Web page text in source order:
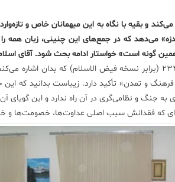
و بقیه با نگاه به این میهمانان خاص و
می‌دهد که در جمع‌های این چنینی، زبان همه
گونه است» خواستار ادامه بحث شود. آقای
نمونه دیگر خطبه ۱۹۲ (برابر نسخه محمد عبده) و ۲۳۴ (برابر نسخه فیض
و تمدن» تأکید دارد. زیباست بدانید که این
به جنگ و نظامی‌گری در آن راه ندارد و این گویای
که فقدانش سبب اصلی عداوت‌ها، خصومت‌ها